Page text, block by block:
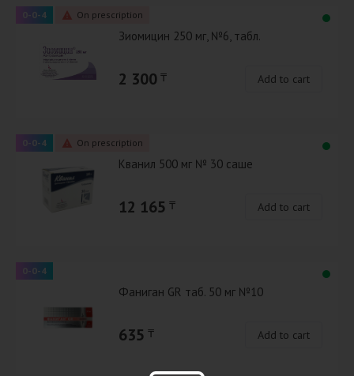
0-0-4 On prescription
Зиомицин 250 мг, №6, табл.
2 300 ₸ Add to cart
0-0-4 On prescription
Кванил 500 мг № 30 саше
12 165 ₸ Add to cart
0-0-4
Фаниган GR таб. 50 мг №10
635 ₸ Add to cart